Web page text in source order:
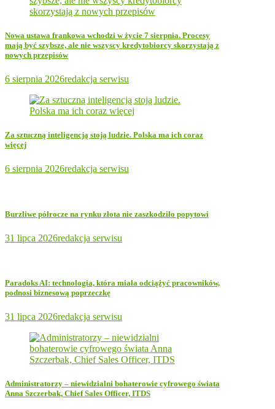
Nowa ustawa frankowa wchodzi w życie 7 sierpnia. Procesy
mają być szybsze, ale nie wszyscy kredytobiorcy skorzystają z
nowych przepisów
6 sierpnia 2026redakcja serwisu
Za sztuczną inteligencją stoją ludzie. Polska ma ich coraz
więcej
6 sierpnia 2026redakcja serwisu
Burzliwe półrocze na rynku złota nie zaszkodziło popytowi
31 lipca 2026redakcja serwisu
Paradoks AI: technologia, która miała odciążyć pracowników,
podnosi biznesową poprzeczkę
31 lipca 2026redakcja serwisu
Administratorzy – niewidzialni bohaterowie cyfrowego świata
Anna Szczerbak, Chief Sales Officer, ITDS